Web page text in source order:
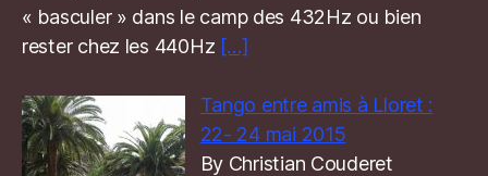
« basculer » dans le camp des 432Hz ou bien
rester chez les 440Hz […]
Tango entre amis à Lloret :
22- 24 mai 2015
By Christian Couderet